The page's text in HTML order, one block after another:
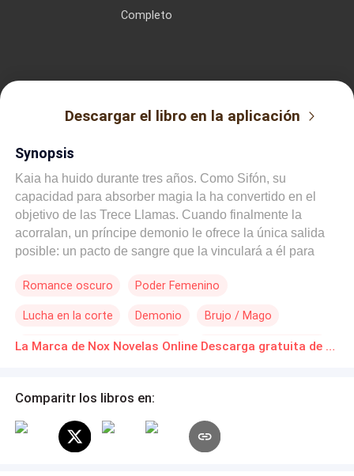
Completo
Descargar el libro en la aplicación
Synopsis
Kaia ha huido durante tres años. Como Sifón, su
capacidad para absorber magia la ha convertido en el
objetivo de las Trece Llamas. Cuando finalmente la
acorralan, un príncipe demonio le ofrece la única salida
posible: un pacto de sangre que la vinculará a él para
supervivencia se transforma en una obsesión mutua que
posesivo y peligrosamente adictivo. Ella es más fuerte de
lo que aparenta, desafiante y completamente incapaz de
todo. Un romantasy oscuro con un demonio obsesivo,
ninguno de los dos puede romper… aunque lo intenten.
Romance oscuro Poder Femenino
Lucha en la corte Demonio Brujo / Mago
Protagonista femenina fuerte Construcción de Poder La Marca de Nox Novelas Online Descarga gratuita de PDF
Comparitr los libros en: